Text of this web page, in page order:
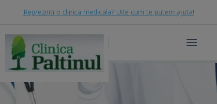
Reprezinti o clinica medicala? Uite cum te putem ajuta!
Toggle